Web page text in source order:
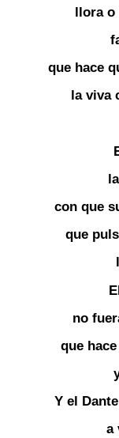
llora o
que hace
la viva
con que
que
no
que
Y el
a